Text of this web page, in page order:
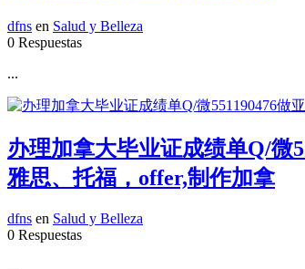
dfns en Salud y Belleza
0 Respuestas
...
办理加拿大毕业证成绩单Q/微
雅思、托福，offer,制作加拿
dfns en Salud y Belleza
0 Respuestas
...